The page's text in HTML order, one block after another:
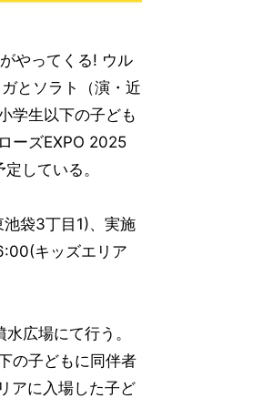
やってくる! ウル
とソラト（演・近
学生以下の子ども
ーズEXPO 2025
している。
袋3丁目1)、実施
キッズエリア
広場にて行う。
の子どもに同伴者
アに入場した子ど